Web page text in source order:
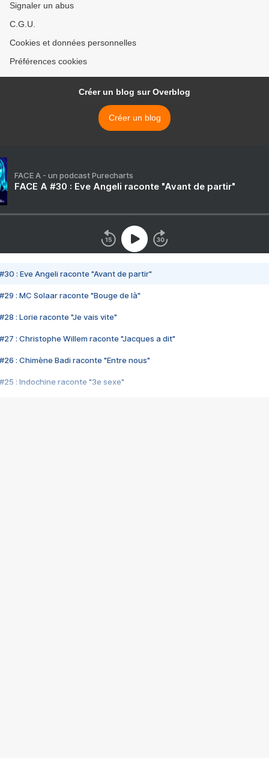
Signaler un abus
C.G.U.
Cookies et données personnelles
Préférences cookies
Créer un blog sur Overblog
Créer un blog
FACE A - un podcast Purecharts
FACE A #30 : Eve Angeli raconte "Avant de partir"
#30 : Eve Angeli raconte "Avant de partir"
#29 : MC Solaar raconte "Bouge de là"
#28 : Lorie raconte "Je vais vite"
#27 : Christophe Willem raconte "Jacques a dit"
#26 : Chimène Badi raconte "Entre nous"
#25 : Indochine raconte "3e sexe"